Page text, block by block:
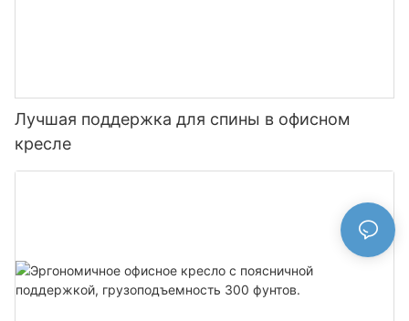
Лучшая поддержка для спины в офисном
кресле